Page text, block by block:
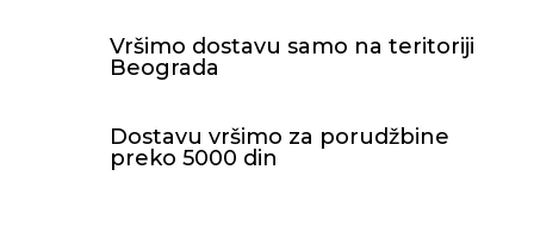
Vršimo dostavu samo na teritoriji
Beograda
Dostavu vršimo za porudžbine
preko 5000 din